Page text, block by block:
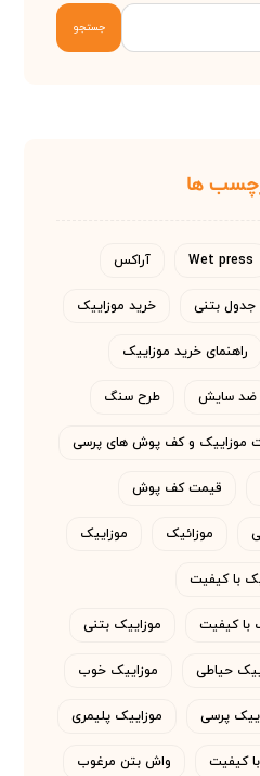
جستجو
ها
Wet press آراکس
جدول بتنی خرید موزاییک
راهنمای خرید موزاییک
ضد سایش طرح سنگ
موزاییک و کف پوش های پرسی
قیمت کف پوش
موزائیک موزاییک
با کیفیت
با کیفیت موزاییک بتنی
حیاطی موزاییک خوب
پرسی موزاییک پلیمری
کیفیت واش بتن مرغوب